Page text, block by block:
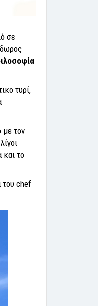
σε
τυρί,
με τον
και το
του chef